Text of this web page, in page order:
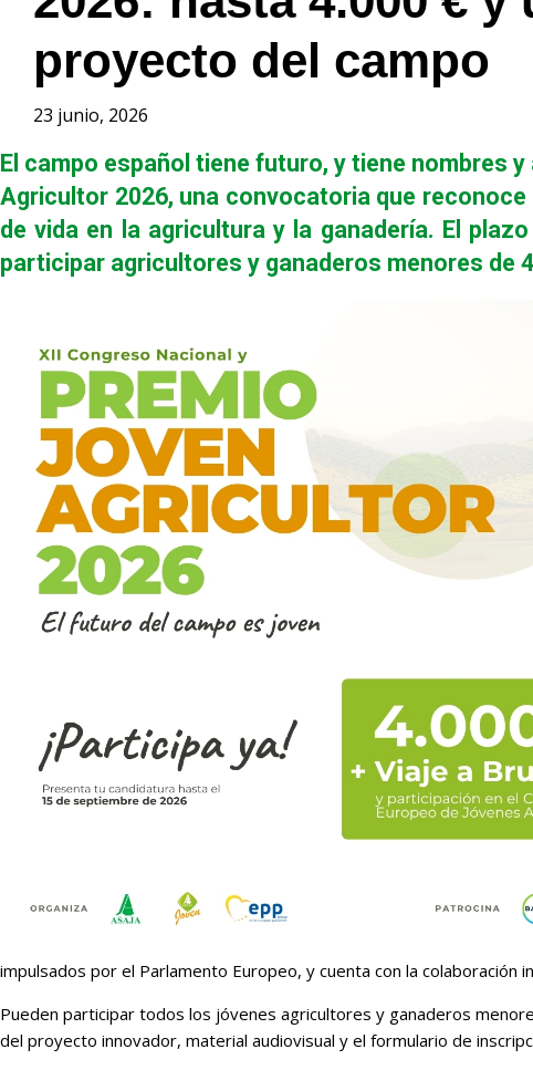
proyecto del campo
23 junio, 2026
El campo español tiene futuro, y tiene nombres
Agricultor 2026, una convocatoria que
de vida en la agricultura y la ganadería. El
participar agricultores y ganaderos menores de
impulsados por el Parlamento Europeo, y cuenta con la colaboración
Pueden participar todos los jóvenes agricultores y ganaderos
del proyecto innovador, material audiovisual y el formulario de